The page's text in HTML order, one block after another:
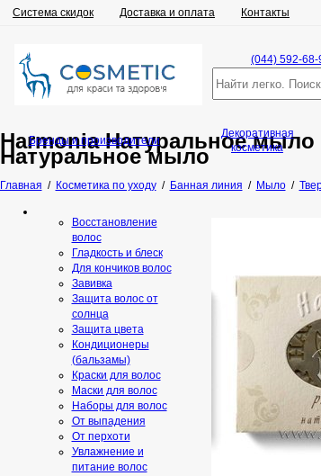
Система скидок Доставка и оплата Контакты
(044) 592-68-
Harmonia Натуральное
Натуральное мыло
Главная / Косметика по уходу/ Банная линия / Мыло/
Бренды и производители
Декоративная
косметика
Восстановление
волос
Гладкость и блеск
Для кончиков волос
Завивка
Защита волос от
солнца
Защита цвета
Кондиционеры
(бальзамы)
Краски для волос
Маски для волос
Наборы для волос
От выпадения
От перхоти
Увлажнение и
питание волос